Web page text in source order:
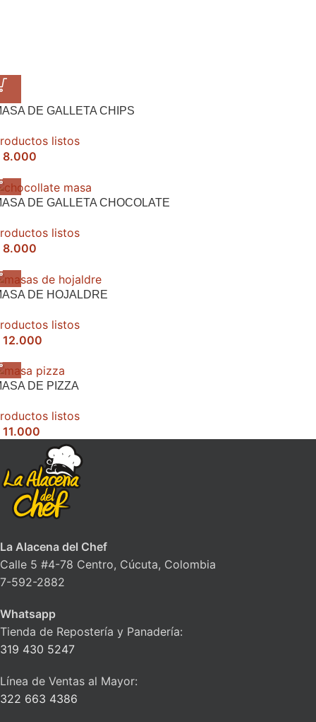
DE GALLETA CHIPS
listos
8.000
DE GALLETA CHOCOLATE
listos
8.000
DE HOJALDRE
listos
12.000
DE PIZZA
listos
11.000
La Alacena del Chef
Calle 5 #4-78 Centro, Cúcuta, Colombia
7-592-2882
Whatsapp
Tienda de Repostería y Panadería:
319 430 5247
Línea de Ventas al Mayor:
322 663 4386